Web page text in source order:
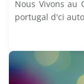
Nous Vivons au
portugal d'ci